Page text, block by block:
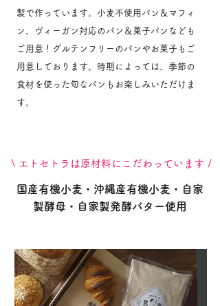
製で作っています。小麦不使用パン＆マフィ
ン、ヴィーガン対応のパン＆菓子パンなども
ご用意！グルテンフリーのパンやお菓子もご
用意しております。 時期によっては、季節の
食材を使った旬なパンもお楽しみいただけま
す。
​\ エトセトラは原材料にこだわっています /
国産有機小麦・沖縄産有機小麦・自家
製酵母・自家製発酵バター使用